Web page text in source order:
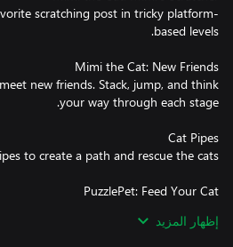
scratching post in tricky platform-
new friends. Stack, jump, and think
إظهار المزيد